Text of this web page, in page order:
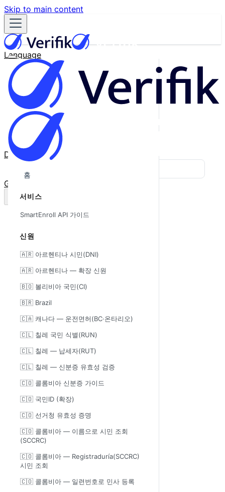
Skip to main content
Language
English
Español
Français
Português
한국어
日本語
中文
Docs
GitHub
홈
서비스
SmartEnroll API 가이드
신원
🇦🇷 아르헨티나 시민(DNI)
🇦🇷 아르헨티나 — 확장 신원
🇧🇴 볼리비아 국민(CI)
🇧🇷 Brazil
🇨🇦 캐나다 — 운전면허(BC·온타리오)
🇨🇱 칠레 국민 식별(RUN)
🇨🇱 칠레 — 납세자(RUT)
🇨🇱 칠레 — 신분증 유효성 검증
🇨🇴 콜롬비아 신분증 가이드
🇨🇴 국민ID (확장)
🇨🇴 선거청 유효성 증명
🇨🇴 콜롬비아 — 이름으로 시민 조회
(SCCRC)
🇨🇴 콜롬비아 — Registraduría(SCCRC)
시민 조회
🇨🇴 콜롬비아 — 일련번호로 민사 등록